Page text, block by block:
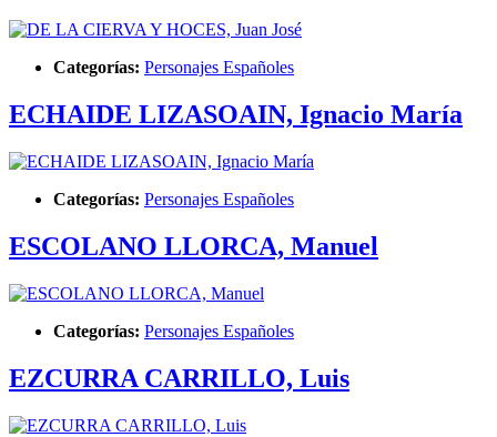
Categorías: Personajes Españoles
ECHAIDE LIZASOAIN, Ignacio María
Categorías: Personajes Españoles
ESCOLANO LLORCA, Manuel
Categorías: Personajes Españoles
EZCURRA CARRILLO, Luis